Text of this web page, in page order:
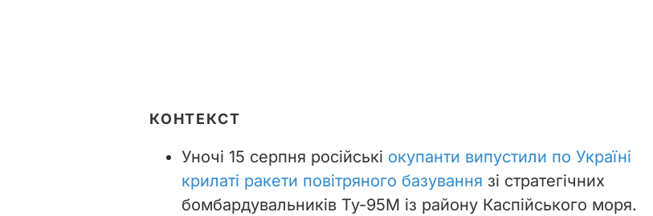
КОНТЕКСТ
Уночі 15 серпня російські окупанти випустили по Україні
крилаті ракети повітряного базування зі стратегічних
бомбардувальників Ту-95М із району Каспійського моря.